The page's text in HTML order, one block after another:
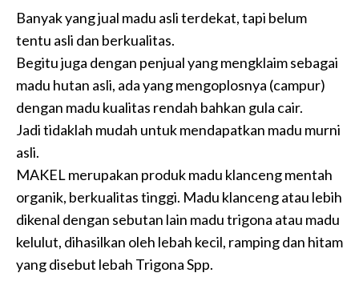
Banyak yang jual madu asli terdekat, tapi belum
tentu asli dan berkualitas.
Begitu juga dengan penjual yang mengklaim sebagai
madu hutan asli, ada yang mengoplosnya (campur)
dengan madu kualitas rendah bahkan gula cair.
Jadi tidaklah mudah untuk mendapatkan madu murni
asli.
MAKEL merupakan produk madu klanceng mentah
organik, berkualitas tinggi. Madu klanceng atau lebih
dikenal dengan sebutan lain madu trigona atau madu
kelulut, dihasilkan oleh lebah kecil, ramping dan hitam
yang disebut lebah Trigona Spp.